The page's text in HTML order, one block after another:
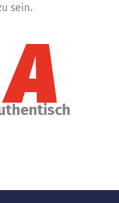
sein.